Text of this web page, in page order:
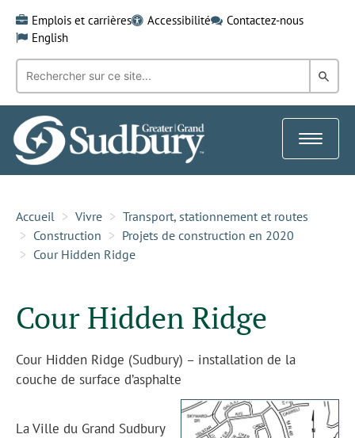
content
Emplois et carrières Accessibilité
Contactez-nous
English
Recherche
mot-
clé:
dans
Toggle
Accueil Vivre
Transport, stationnement et routes
Construction
Projets de construction en 2020
Cour Hidden Ridge
Cour Hidden Ridge
Cour Hidden Ridge (Sudbury) – installation de la
couche de surface d’asphalte
La Ville du Grand Sudbury